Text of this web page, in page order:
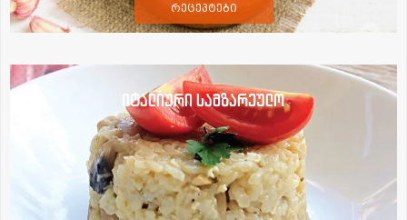
რეცეპტები
იტალიური სამზარეულო